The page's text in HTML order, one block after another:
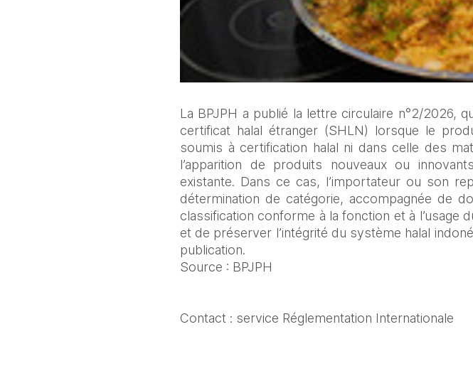
La BPJPH a publié la lettre circulaire n°2/2026,
certificat halal étranger (SHLN) lorsque le
soumis à certification halal ni dans celle des
l’apparition de produits nouveaux ou
existante. Dans ce cas, l’importateur ou son
détermination de catégorie, accompagnée de
classification conforme à la fonction et à
et de préserver l’intégrité du système halal
publication.
Source : BPJPH
Contact : service Réglementation Internationale